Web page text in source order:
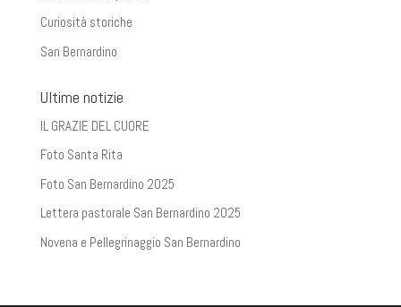
Curiosità storiche
San Bernardino
Ultime notizie
IL GRAZIE DEL CUORE
Foto Santa Rita
Foto San Bernardino 2025
Lettera pastorale San Bernardino 2025
Novena e Pellegrinaggio San Bernardino